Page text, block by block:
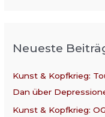
e
n
a
c
Neueste
Kunst & Kopfkrieg:
Dan über
Kunst & Kopfkrieg: